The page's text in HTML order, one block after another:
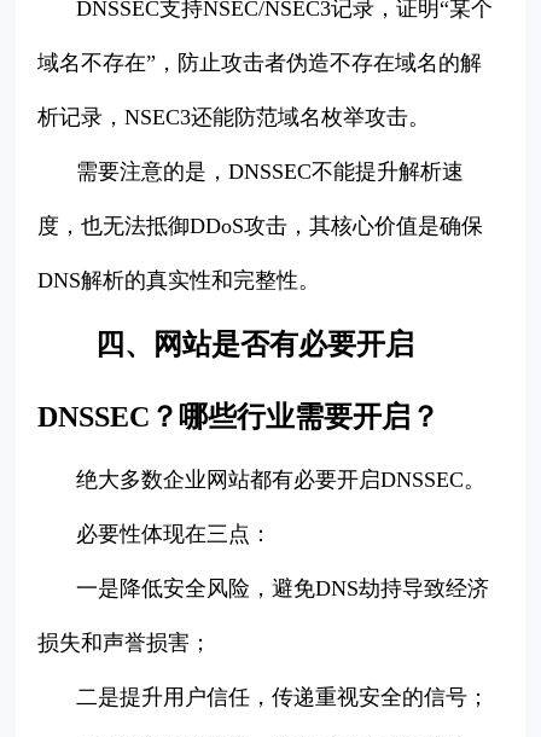
DNSSEC支持NSEC/NSEC3记录，证明“某个
域名不存在”，防止攻击者伪造不存在域名的解
析记录，NSEC3还能防范域名枚举攻击。
需要注意的是，DNSSEC不能提升解析速
度，也无法抵御DDoS攻击，其核心价值是确保
DNS解析的真实性和完整性。
四、网站是否有必要开启
DNSSEC？哪些行业需要开启？
绝大多数企业网站都有必要开启DNSSEC。
必要性体现在三点：
一是降低安全风险，避免DNS劫持导致经济
损失和声誉损害；
二是提升用户信任，传递重视安全的信号；